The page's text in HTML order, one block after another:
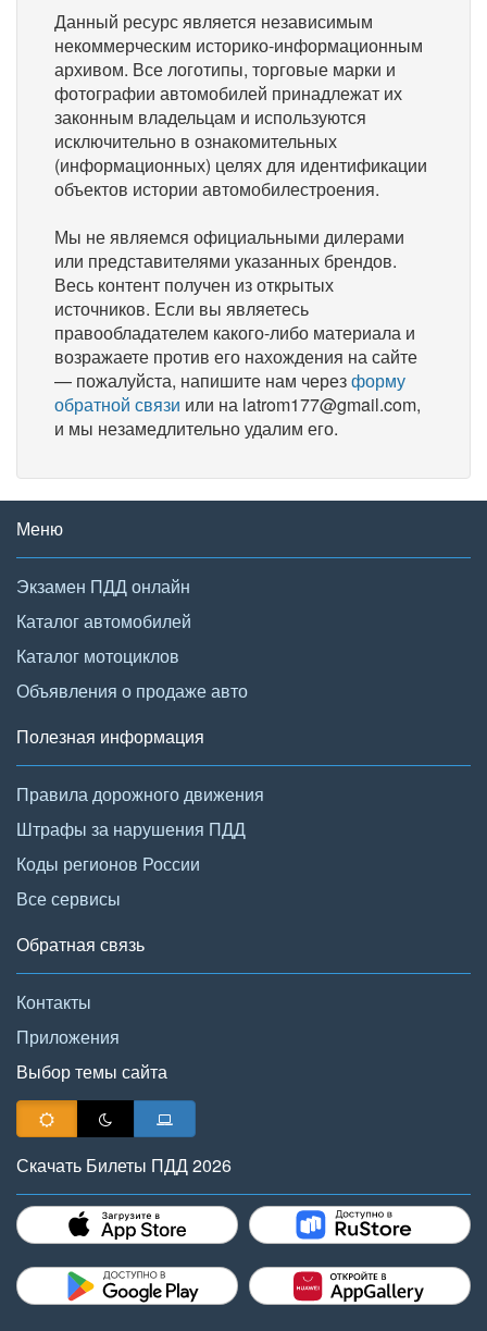
Данный ресурс является независимым
некоммерческим историко-информационным
архивом. Все логотипы, торговые марки и
фотографии автомобилей принадлежат их
законным владельцам и используются
исключительно в ознакомительных
(информационных) целях для идентификации
объектов истории автомобилестроения.
Мы не являемся официальными дилерами
или представителями указанных брендов.
Весь контент получен из открытых
источников. Если вы являетесь
правообладателем какого-либо материала и
возражаете против его нахождения на сайте
— пожалуйста, напишите нам черезформу
обратной связи или на latrom177@gmail.com,
и мы незамедлительно удалим его.
Меню
Экзамен ПДД онлайн
Каталог автомобилей
Каталог мотоциклов
Объявления о продаже авто
Полезная информация
Правила дорожного движения
Штрафы за нарушения ПДД
Коды регионов России
Все сервисы
Обратная связь
Контакты
Приложения
Выбор темы сайта
Скачать Билеты ПДД 2026